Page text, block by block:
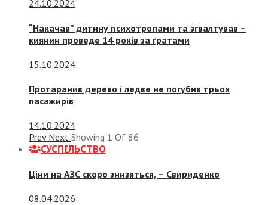
24.10.2024
“Накачав” дитину психотропами та згвалтував –
киянин проведе 14 років за ґратами
15.10.2024
Протаранив дерево і ледве не погубив трьох
пасажирів
14.10.2024
Prev Next Showing 1 Of 86
СУСПIЛЬСТВО
Ціни на АЗС скоро знизяться, – Свириденко
08.04.2026